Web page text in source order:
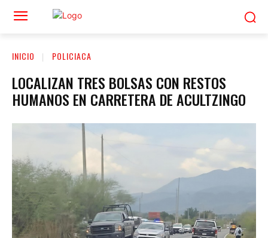
INICIO POLICIACA
LOCALIZAN TRES BOLSAS CON RESTOS
HUMANOS EN CARRETERA DE ACULTZINGO